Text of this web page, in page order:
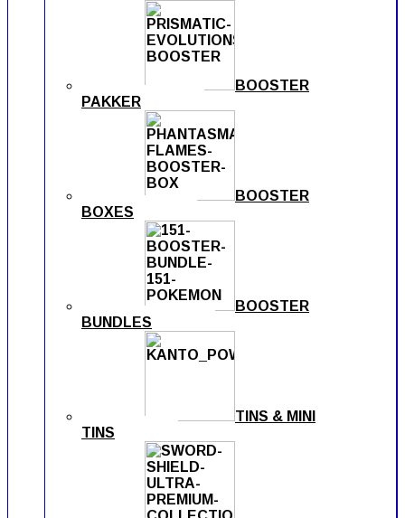
BOOSTER
PAKKER
BOOSTER
BOXES
BOOSTER
BUNDLES
TINS & MINI
TINS